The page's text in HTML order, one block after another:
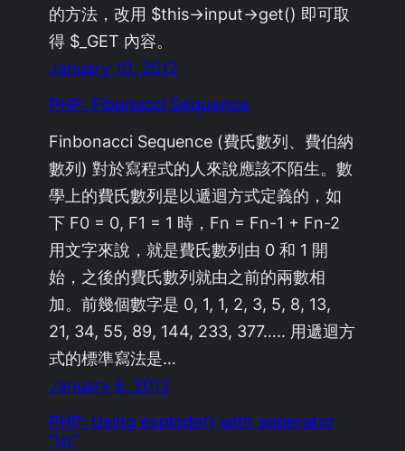
的方法，改用 $this->input->get() 即可取
得 $_GET 內容。
January 10, 2012
PHP: Fibonacci Sequence
Finbonacci Sequence (費氏數列、費伯納
數列) 對於寫程式的人來說應該不陌生。數
學上的費氏數列是以遞迴方式定義的，如
下 F0 = 0, F1 = 1 時，Fn = Fn-1 + Fn-2
用文字來說，就是費氏數列由 0 和 1 開
始，之後的費氏數列就由之前的兩數相
加。前幾個數字是 0, 1, 1, 2, 3, 5, 8, 13,
21, 34, 55, 89, 144, 233, 377….. 用遞迴方
式的標準寫法是…
January 6, 2012
PHP: Using explode() with seperator
"\n"